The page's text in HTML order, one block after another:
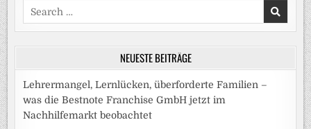
Search
for:
NEUESTE BEITRÄGE
Lehrermangel, Lernlücken, überforderte Familien –
was die Bestnote Franchise GmbH jetzt im
Nachhilfemarkt beobachtet